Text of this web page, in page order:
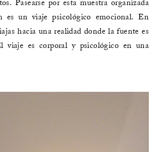
Pasearse por esta muestra organizada
es un viaje psicológico emocional. En
hacia una realidad donde la fuente es
viaje es corporal y psicológico en una